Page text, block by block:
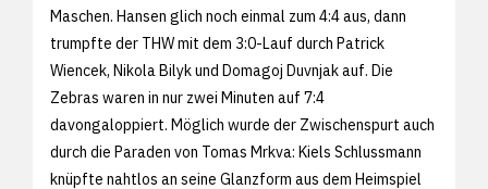
Maschen. Hansen glich noch einmal zum 4:4 aus, dann
trumpfte der THW mit dem 3:0-Lauf durch Patrick
Wiencek, Nikola Bilyk und Domagoj Duvnjak auf. Die
Zebras waren in nur zwei Minuten auf 7:4
davongaloppiert. Möglich wurde der Zwischenspurt auch
durch die Paraden von Tomas Mrkva: Kiels Schlussmann
knüpfte nahtlos an seine Glanzform aus dem Heimspiel